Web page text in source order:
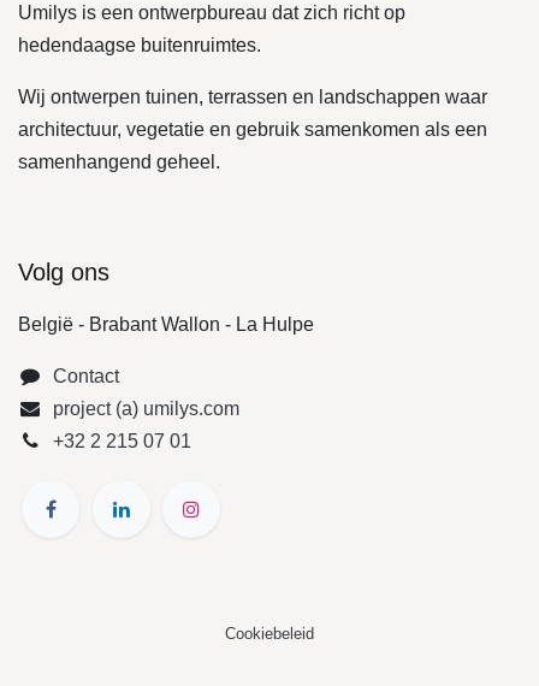
Umilys is een ontwerpbureau dat zich richt op
hedendaagse buitenruimtes.
Wij ontwerpen tuinen, terrassen en landschappen waar
architectuur, vegetatie en gebruik samenkomen als een
samenhangend geheel.
Volg ons
België - Brabant Wallon - La Hulpe
Contact
project (a) umilys.com
+32 2 215 07 01
Cookiebeleid